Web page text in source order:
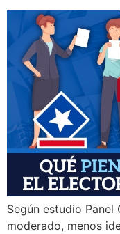
Según estudio
moderado, menos